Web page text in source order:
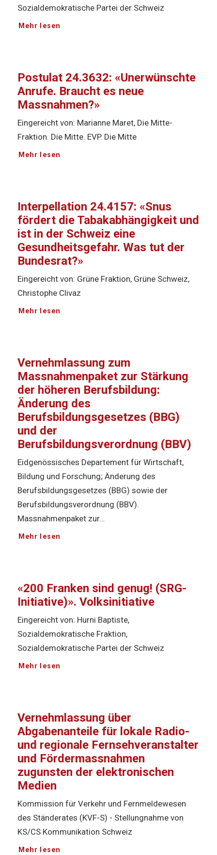
Sozialdemokratische Partei der Schweiz
Mehr lesen
Postulat 24.3632: «Unerwünschte
Anrufe. Braucht es neue
Massnahmen?»
Eingereicht von: Marianne Maret, Die Mitte-
Fraktion. Die Mitte. EVP. Die Mitte
Mehr lesen
Interpellation 24.4157: «Snus
fördert die Tabakabhängigkeit und
ist in der Schweiz eine
Gesundheitsgefahr. Was tut der
Bundesrat?»
Eingereicht von: Grüne Fraktion, Grüne Schweiz,
Christophe Clivaz
Mehr lesen
Vernehmlassung zum
Massnahmenpaket zur Stärkung
der höheren Berufsbildung:
Änderung des
Berufsbildungsgesetzes (BBG)
und der
Berufsbildungsverordnung (BBV)
Eidgenössisches Departement für Wirtschaft,
Bildung und Forschung; Änderung des
Berufsbildungsgesetzes (BBG) sowie der
Berufsbildungsverordnung (BBV).
Massnahmenpaket zur…
Mehr lesen
«200 Franken sind genug! (SRG-
Initiative)». Volksinitiative
Eingereicht von: Hurni Baptiste,
Sozialdemokratische Fraktion,
Sozialdemokratische Partei der Schweiz
Mehr lesen
Vernehmlassung über
Abgabenanteile für lokale Radio-
und regionale Fernsehveranstalter
und Fördermassnahmen
zugunsten der elektronischen
Medien
Kommission für Verkehr und Fernmeldewesen
des Ständerates (KVF-S) - Stellungnahme von
KS/CS Kommunikation Schweiz
Mehr lesen